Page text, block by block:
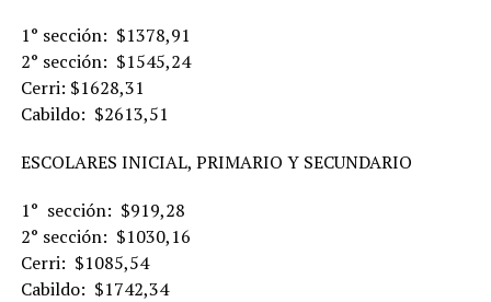
1° sección: $1378,91
2° sección: $1545,24
Cerri: $1628,31
Cabildo: $2613,51
ESCOLARES INICIAL, PRIMARIO Y SECUNDARIO
1° sección: $919,28
2° sección: $1030,16
Cerri: $1085,54
Cabildo: $1742,34